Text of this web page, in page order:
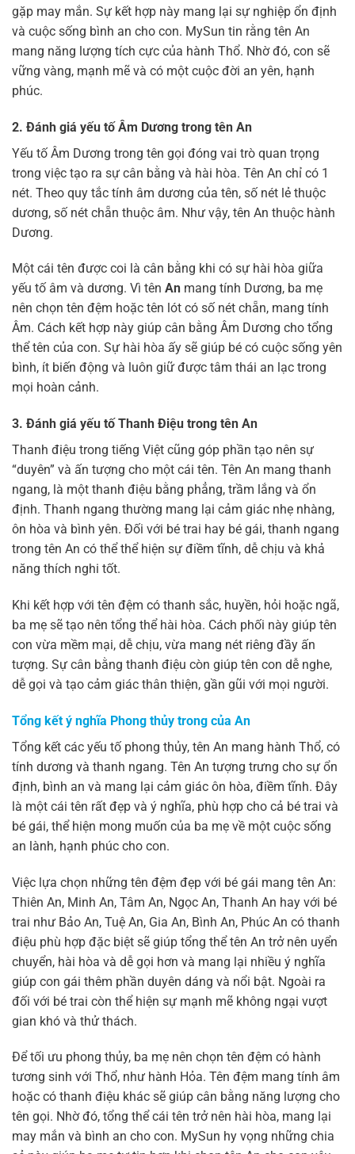
gặp may mắn. Sự kết hợp này mang lại sự nghiệp ổn định
và cuộc sống bình an cho con. MySun tin rằng tên An
mang năng lượng tích cực của hành Thổ. Nhờ đó, con sẽ
vững vàng, mạnh mẽ và có một cuộc đời an yên, hạnh
phúc.
2. Đánh giá yếu tố Âm Dương trong tên An
Yếu tố Âm Dương trong tên gọi đóng vai trò quan trọng
trong việc tạo ra sự cân bằng và hài hòa. Tên An chỉ có 1
nét. Theo quy tắc tính âm dương của tên, số nét lẻ thuộc
dương, số nét chẵn thuộc âm. Như vậy, tên An thuộc hành
Dương.
Một cái tên được coi là cân bằng khi có sự hài hòa giữa
yếu tố âm và dương. Vì tên An mang tính Dương, ba mẹ
nên chọn tên đệm hoặc tên lót có số nét chẵn, mang tính
Âm. Cách kết hợp này giúp cân bằng Âm Dương cho tổng
thể tên của con. Sự hài hòa ấy sẽ giúp bé có cuộc sống yên
bình, ít biến động và luôn giữ được tâm thái an lạc trong
mọi hoàn cảnh.
3. Đánh giá yếu tố Thanh Điệu trong tên An
Thanh điệu trong tiếng Việt cũng góp phần tạo nên sự
“duyên” và ấn tượng cho một cái tên. Tên An mang thanh
ngang, là một thanh điệu bằng phẳng, trầm lắng và ổn
định. Thanh ngang thường mang lại cảm giác nhẹ nhàng,
ôn hòa và bình yên. Đối với bé trai hay bé gái, thanh ngang
trong tên An có thể thể hiện sự điềm tĩnh, dễ chịu và khả
năng thích nghi tốt.
Khi kết hợp với tên đệm có thanh sắc, huyền, hỏi hoặc ngã,
ba mẹ sẽ tạo nên tổng thể hài hòa. Cách phối này giúp tên
con vừa mềm mại, dễ chịu, vừa mang nét riêng đầy ấn
tượng. Sự cân bằng thanh điệu còn giúp tên con dễ nghe,
dễ gọi và tạo cảm giác thân thiện, gần gũi với mọi người.
Tổng kết ý nghĩa Phong thủy trong của An
Tổng kết các yếu tố phong thủy, tên An mang hành Thổ, có
tính dương và thanh ngang. Tên An tượng trưng cho sự ổn
định, bình an và mang lại cảm giác ôn hòa, điềm tĩnh. Đây
là một cái tên rất đẹp và ý nghĩa, phù hợp cho cả bé trai và
bé gái, thể hiện mong muốn của ba mẹ về một cuộc sống
an lành, hạnh phúc cho con.
Việc lựa chọn những tên đệm đẹp với bé gái mang tên An:
Thiên An, Minh An, Tâm An, Ngọc An, Thanh An hay với bé
trai như Bảo An, Tuệ An, Gia An, Bình An, Phúc An có thanh
điệu phù hợp đặc biệt sẽ giúp tổng thể tên An trở nên uyển
chuyển, hài hòa và dễ gọi hơn và mang lại nhiều ý nghĩa
giúp con gái thêm phần duyên dáng và nổi bật. Ngoài ra
đối với bé trai còn thể hiện sự mạnh mẽ không ngại vượt
gian khó và thử thách.
Để tối ưu phong thủy, ba mẹ nên chọn tên đệm có hành
tương sinh với Thổ, như hành Hỏa. Tên đệm mang tính âm
hoặc có thanh điệu khác sẽ giúp cân bằng năng lượng cho
tên gọi. Nhờ đó, tổng thể cái tên trở nên hài hòa, mang lại
may mắn và bình an cho con. MySun hy vọng những chia